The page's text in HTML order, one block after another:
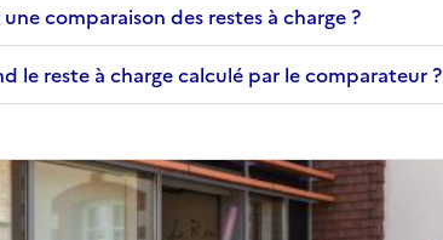
comparaison des restes à charge ?
le reste à charge calculé par le comparateur ?